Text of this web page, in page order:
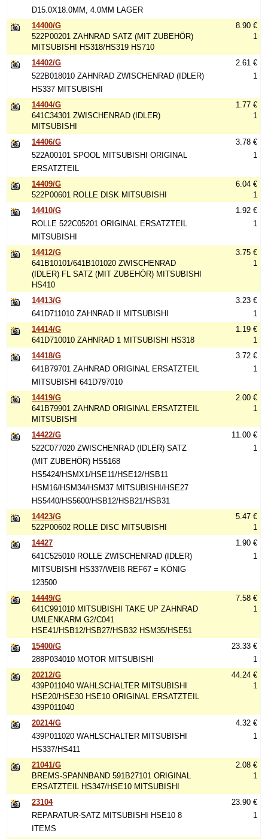
D15.0X18.0MM, 4.0MM LAGER
14400/G
522P00201 ZAHNRAD SATZ (MIT ZUBEHÖR)
MITSUBISHI HS318/HS319 HS710
8.90 €
1
14402/G
522B018010 ZAHNRAD ZWISCHENRAD (IDLER)
HS337 MITSUBISHI
2.61 €
1
14404/G
641C34301 ZWISCHENRAD (IDLER)
MITSUBISHI
1.77 €
1
14406/G
522A00101 SPOOL MITSUBISHI ORIGINAL
ERSATZTEIL
3.78 €
1
14409/G
522P00601 ROLLE DISK MITSUBISHI
6.04 €
1
14410/G
ROLLE 522C05201 ORIGINAL ERSATZTEIL
MITSUBISHI
1.92 €
1
14412/G
641B10101/641B101020 ZWISCHENRAD
(IDLER) FL SATZ (MIT ZUBEHÖR) MITSUBISHI
HS410
3.75 €
1
14413/G
641D711010 ZAHNRAD II MITSUBISHI
3.23 €
1
14414/G
641D710010 ZAHNRAD 1 MITSUBISHI HS318
1.19 €
1
14418/G
641B79701 ZAHNRAD ORIGINAL ERSATZTEIL
MITSUBISHI 641D797010
3.72 €
1
14419/G
641B79901 ZAHNRAD ORIGINAL ERSATZTEIL
MITSUBISHI
2.00 €
1
14422/G
522C077020 ZWISCHENRAD (IDLER) SATZ
(MIT ZUBEHÖR) HS5168
HS5424/HSMX1/HSE11/HSE12/HSB11
HSM16/HSM34/HSM37 MITSUBISHI/HSE27
HS5440/HS5600/HSB12/HSB21/HSB31
11.00 €
1
14423/G
522P00602 ROLLE DISC MITSUBISHI
5.47 €
1
14427
641C525010 ROLLE ZWISCHENRAD (IDLER)
MITSUBISHI HS337/WEIß REF67 = KÖNIG
123500
1.90 €
1
14449/G
641C991010 MITSUBISHI TAKE UP ZAHNRAD
UMLENKARM G2/C041
HSE41/HSB12/HSB27/HSB32 HSM35/HSE51
7.58 €
1
15400/G
288P034010 MOTOR MITSUBISHI
23.33 €
1
20212/G
439P011040 WAHLSCHALTER MITSUBISHI
HSE20/HSE30 HSE10 ORIGINAL ERSATZTEIL
439P011040
44.24 €
1
20214/G
439P011020 WAHLSCHALTER MITSUBISHI
HS337/HS411
4.32 €
1
21041/G
BREMS-SPANNBAND 591B27101 ORIGINAL
ERSATZTEIL HS347/HSE10 MITSUBISHI
2.08 €
1
23104
REPARATUR-SATZ MITSUBISHI HSE10 8
ITEMS
23.90 €
1